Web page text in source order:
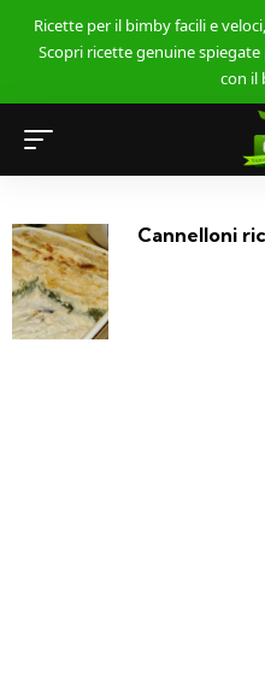
Ricette per il bimby facili e
Scopri ricette genuine
con il
Cannelloni